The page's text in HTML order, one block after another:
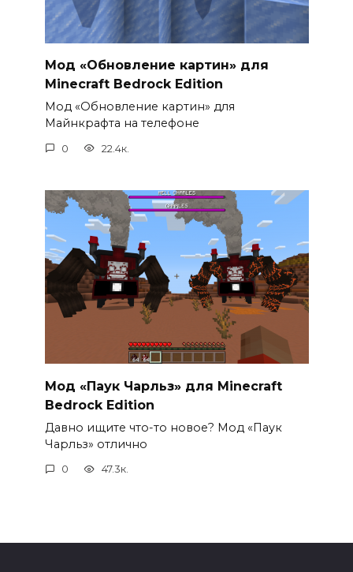
Мод «Обновление картин» для
Minecraft Bedrock Edition
Мод «Обновление картин» для
Майнкрафта на телефоне
0 22.4к.
Мод «Паук Чарльз» для Minecraft
Bedrock Edition
Давно ищите что-то новое? Мод «Паук
Чарльз» отлично
0 47.3к.